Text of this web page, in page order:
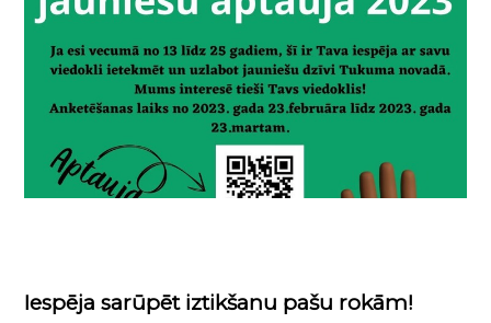
Iespēja sarūpēt iztikšanu pašu rokām!